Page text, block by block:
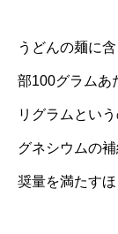
うどんの麺に
部100グラムあ
リグラムとい
グネシウムの
奨量を満たす